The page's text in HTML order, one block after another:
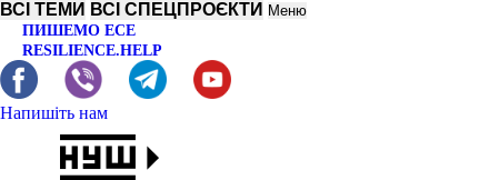
ВСІ ТЕМИ ВСІ СПЕЦПРОЄКТИ Меню
ПИШЕМО ЕСЕ
RESILIENCE.HELP
Напишіть нам